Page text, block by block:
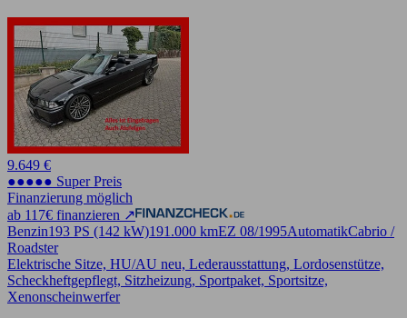
9.649 €
●●●●● Super Preis
Finanzierung möglich
ab 117€ finanzieren ↗
Benzin193 PS (142 kW)191.000 kmEZ 08/1995AutomatikCabrio /
Roadster
Elektrische Sitze, HU/AU neu, Lederausstattung, Lordosenstütze,
Scheckheftgepflegt, Sitzheizung, Sportpaket, Sportsitze,
Xenonscheinwerfer